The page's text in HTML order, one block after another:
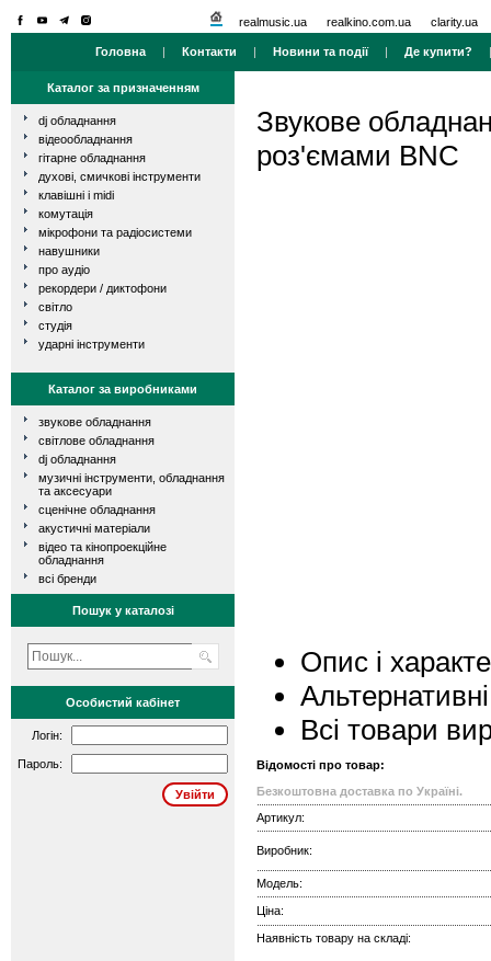
realmusic.ua realkino.com.ua clarity.ua
Головна | Контакти | Новини та події| Де купити?
Каталог за призначенням
dj обладнання
відеообладнання
гітарне обладнання
духові, смичкові інструменти
клавішні і midi
комутація
мікрофони та радіосистеми
навушники
про аудіо
рекордери / диктофони
світло
студія
ударні інструменти
Каталог за виробниками
звукове обладнання
світлове обладнання
dj обладнання
музичні інструменти, обладнання
та аксесуари
сценічне обладнання
акустичні матеріали
відео та кінопроекційне
обладнання
всі бренди
Пошук у каталозі
Особистий кабінет
Логін:
Пароль:
Звукове
роз'ємами BNC
Опис і
Всі товари
Відомості про товар:
Безкоштовна доставка по Україні.
Артикул:
Виробник:
Модель:
Ціна:
Наявність товару на складі: